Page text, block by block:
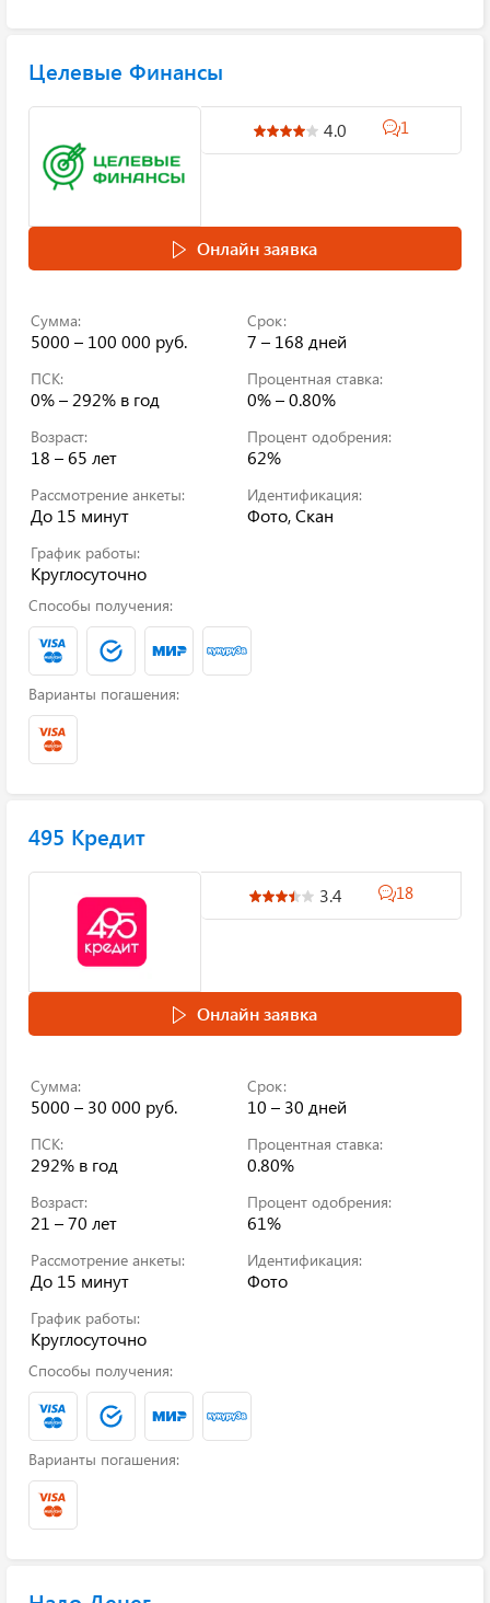
Целевые Финансы
4.0 1
Онлайн заявка
Сумма:
5000 – 100 000 руб.
Срок:
7 – 168 дней
ПСК:
0% – 292% в год
Процентная ставка:
0% – 0.80%
Возраст:
18 – 65 лет
Процент одобрения:
62%
Рассмотрение анкеты:
До 15 минут
Идентификация:
Фото, Скан
График работы:
Круглосуточно
Способы получения:
Варианты погашения:
495 Кредит
3.4 18
Онлайн заявка
Сумма:
5000 – 30 000 руб.
Срок:
10 – 30 дней
ПСК:
292% в год
Процентная ставка:
0.80%
Возраст:
21 – 70 лет
Процент одобрения:
61%
Рассмотрение анкеты:
До 15 минут
Идентификация:
Фото
График работы:
Круглосуточно
Способы получения:
Варианты погашения: